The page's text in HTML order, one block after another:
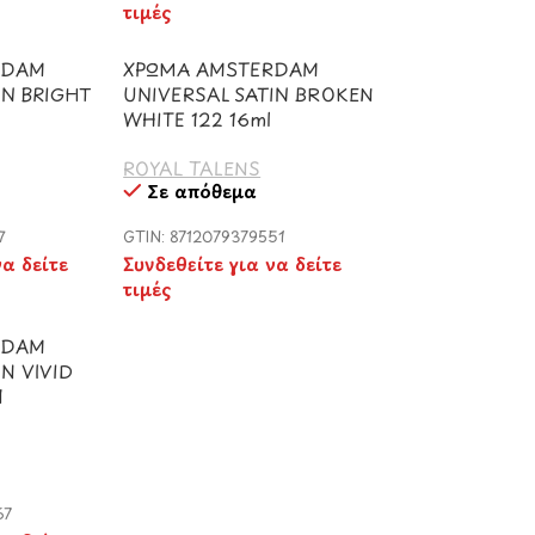
τιμές
BRIGHT
δείτε
ΧΡΩΜΑ AMSTERDAM
UNIVERSAL SATIN BROKEN
WHITE 122 16ml
ROYAL TALENS
Σε απόθεμα
GTIN: 8712079379551
Συνδεθείτε για να δείτε
τιμές
VIVID